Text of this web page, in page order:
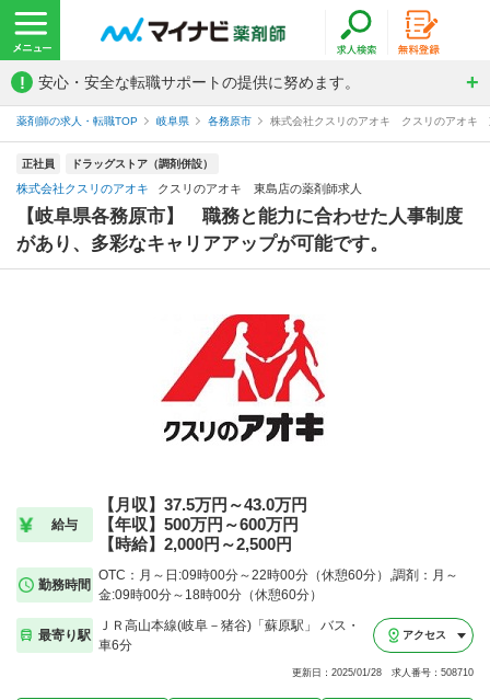
! 安心・安全な転職サポートの提供に努めます。
薬剤師の求人・転職TOP 岐阜県 各務原市 株式会社クスリのアオキ クスリのアオキ
正社員 ドラッグストア（調剤併設）
株式会社クスリのアオキ クスリのアオキ 東島店の薬剤師求人
【岐阜県各務原市】 職務と能力に合わせた人事制度
があり、多彩なキャリアアップが可能です。
給与
【月収】37.5万円～43.0万円
【年収】500万円～600万円
【時給】2,000円～2,500円
勤務時間
OTC：月～日:09時00分～22時00分（休憩60分）,調剤：月～
金:09時00分～18時00分（休憩60分）
最寄り駅
ＪＲ高山本線(岐阜－猪谷)「蘇原駅」 バス・
車6分
アクセス
更新日：2025/01/28 求人番号：508710